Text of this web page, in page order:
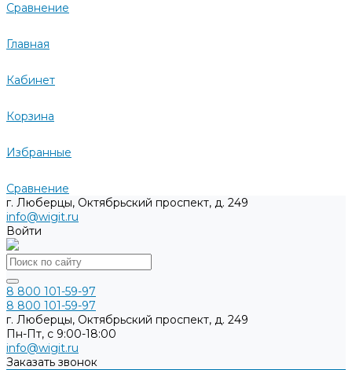
Сравнение
Главная
Кабинет
Корзина
Избранные
Сравнение
г. Люберцы, Октябрьский проспект, д. 249
info@wigit.ru
Войти
8 800 101-59-97
8 800 101-59-97
г. Люберцы, Октябрьский проспект, д. 249
Пн-Пт, с 9:00-18:00
info@wigit.ru
Заказать звонок